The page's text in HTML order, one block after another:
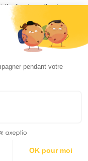
il gère les clients.
ensuite qu’à
à Chassieu que
en toute simplicité et
votre grossesse.
n’a jamais
Stripe, la